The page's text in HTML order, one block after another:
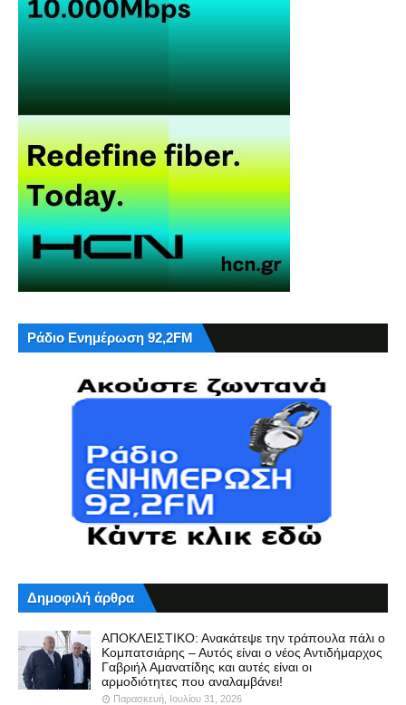
Ράδιο Ενημέρωση 92,2FM
Δημοφιλή άρθρα
ΑΠΟΚΛΕΙΣΤΙΚΟ: Ανακάτεψε την τράπουλα πάλι ο
Κομπατσιάρης – Αυτός είναι ο νέος Αντιδήμαρχος
Γαβριήλ Αμανατίδης και αυτές είναι οι
αρμοδιότητες που αναλαμβάνει!
Παρασκευή, Ιουλίου 31, 2026